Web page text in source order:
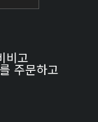
비고
주문하고